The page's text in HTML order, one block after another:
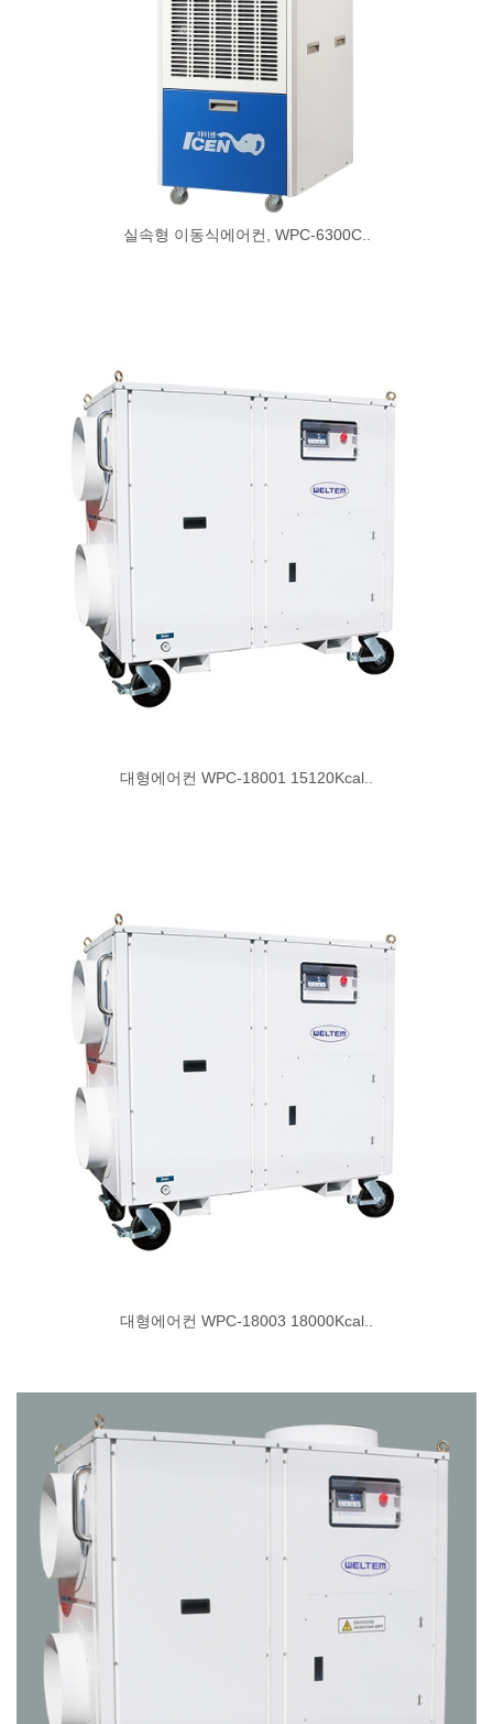
실속형 이동식에어컨, WPC-6300C..
대형에어컨 WPC-18001 15120Kcal..
대형에어컨 WPC-18003 18000Kcal..